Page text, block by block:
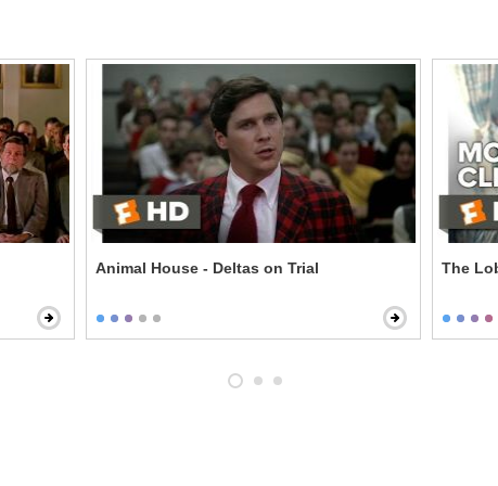
Animal House - Deltas on Trial The